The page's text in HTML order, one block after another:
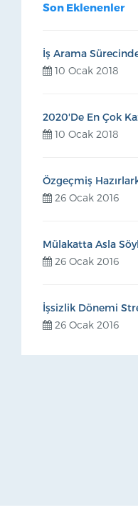
Son Eklenenler
İş Arama
10 Ocak 2018
2020'de En Çok
10 Ocak 2018
Özgeçmiş
26 Ocak 2016
Mülakatta Asla
26 Ocak 2016
İşsizlik Dönemi
26 Ocak 2016